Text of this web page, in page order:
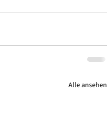
Alle ansehen